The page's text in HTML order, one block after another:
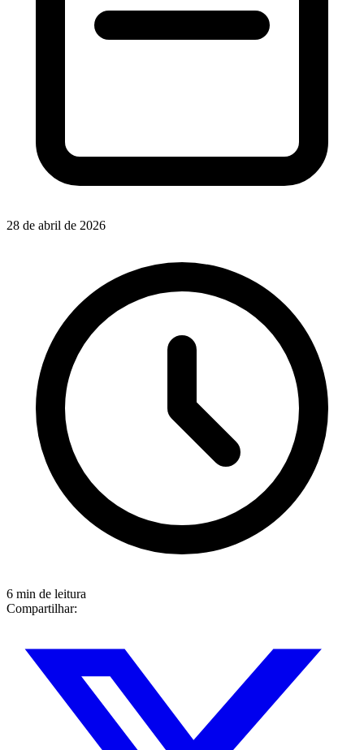
28 de abril de 2026
6 min de leitura
Compartilhar: